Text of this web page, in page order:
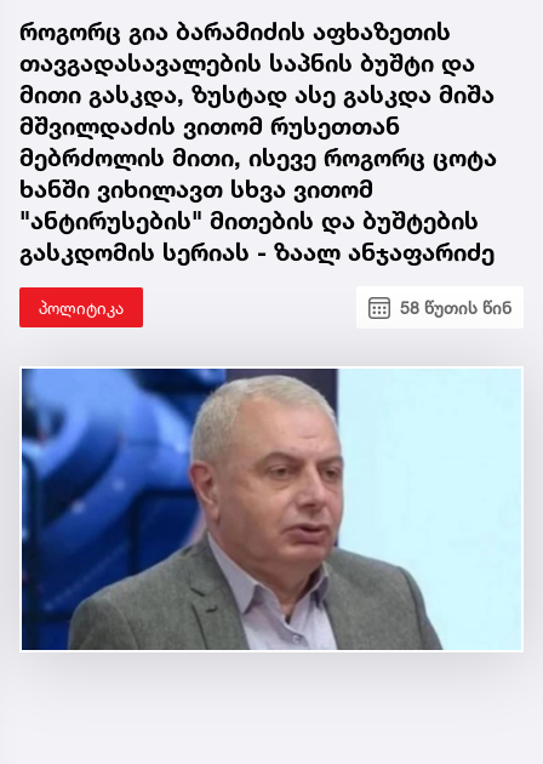
როგორც გია ბარამიძის აფხაზეთის
თავგადასავალების საპნის ბუშტი და
მითი გასკდა, ზუსტად ასე გასკდა მიშა
მშვილდაძის ვითომ რუსეთთან
მებრძოლის მითი, ისევე როგორც ცოტა
ხანში ვიხილავთ სხვა ვითომ
"ანტირუსების" მითების და ბუშტების
გასკდომის სერიას - ზაალ ანჯაფარიძე
პოლიტიკა 58 წუთის წინ